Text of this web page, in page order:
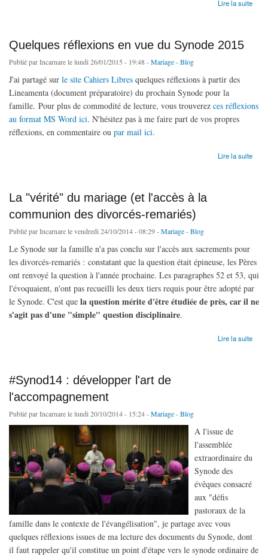
Lire la suite
Quelques réflexions en vue du Synode 2015
Publié parIncarnarele lundi 26/01/2015 - 19:48 -Mariage-Blog
J'ai partagé sur le site Cahiers Libres quelques réflexions à partir des
Lineamenta (document préparatoire) du prochain Synode pour la
famille. Pour plus de commodité de lecture, vous trouverez ces réflexions
au format MS Word ici. N'hésitez pas à me faire part de vos propres
réflexions, en commentaire ou par mail ici.
Lire la suite
La "vérité" du mariage (et l'accès à la
communion des divorcés-remariés)
Publié parIncarnarele vendredi 24/10/2014 - 08:29 -Mariage-Blog
Le Synode sur la famille n'a pas conclu sur l'accès aux sacrements pour
les divorcés-remariés : constatant que la question était épineuse, les Pères
ont renvoyé la question à l'année prochaine. Les paragraphes 52 et 53, qui
l'évoquaient, n'ont pas recueilli les deux tiers requis pour être adopté par
le Synode. C'est que la question mérite d'être étudiée de près, car il ne
s'agit pas d'une "simple" question disciplinaire.
Lire la suite
de La "vérité" du mariage (et l'accès à la communion des divorcés-remariés)
#Synod14 : développer l'art de
l'accompagnement
Publié parIncarnarele lundi 20/10/2014 - 15:24 -Mariage-Blog
A l'issue de
l'assemblée
extraordinaire du
Synode des
évêques consacré
aux "défis
pastoraux de la
famille dans le contexte de l'évangélisation", je partage avec vous
quelques réflexions issues de ma lecture des documents du Synode, dont
il faut rappeler qu'il constitue un point d'étape vers le synode ordinaire de